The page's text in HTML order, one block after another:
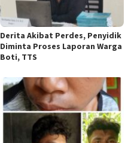
Derita Akibat Perdes, Penyidik
Diminta Proses Laporan Warga
Boti, TTS